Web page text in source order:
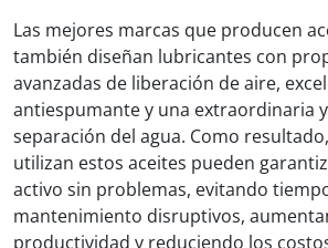
Las mejores marcas que producen
también diseñan lubricantes con
avanzadas de liberación de aire,
antiespumante y una extraordinaria
separación del agua. Como
utilizan estos aceites pueden
activo sin problemas, evitando
mantenimiento disruptivos,
productividad y reduciendo los